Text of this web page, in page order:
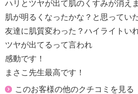
ハリとツヤが出て肌のくすみが消え
肌が明るくなったかな？と思ってい
友達に肌質変わった？ハイライトい
ツヤが出てるって言われ
感動です！
まさこ先生最高です！
このお客様の他のクチコミを見る